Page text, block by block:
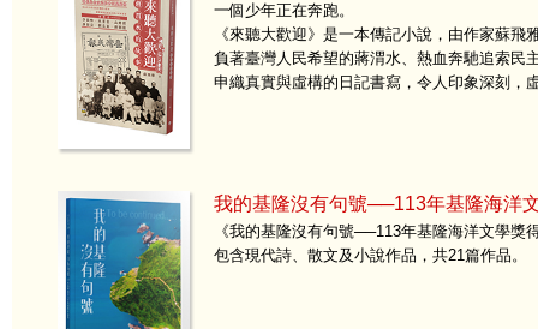
一個少年正在奔跑。
《來聽大歡迎》是一本傳記小說，由作家蘇飛
負著臺灣人民希望的蔣渭水、熱血奔馳追索民
申織真實與虛構的日記書寫，令人印象深刻，
我的基隆沒有句號──113年基隆海洋
《我的基隆沒有句號──113年基隆海洋文學
包含現代詩、散文及小說作品，共21篇作品。